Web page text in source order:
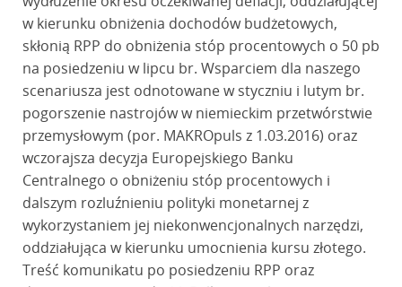
w kierunku obniżenia dochodów budżetowych,
skłonią RPP do obniżenia stóp procentowych o 50 pb
na posiedzeniu w lipcu br. Wsparciem dla naszego
scenariusza jest odnotowane w styczniu i lutym br.
pogorszenie nastrojów w niemieckim przetwórstwie
przemysłowym (por. MAKROpuls z 1.03.2016) oraz
wczorajsza decyzja Europejskiego Banku
Centralnego o obniżeniu stóp procentowych i
dalszym rozluźnieniu polityki monetarnej z
wykorzystaniem jej niekonwencjonalnych narzędzi,
oddziałująca w kierunku umocnienia kursu złotego.
Treść komunikatu po posiedzeniu RPP oraz